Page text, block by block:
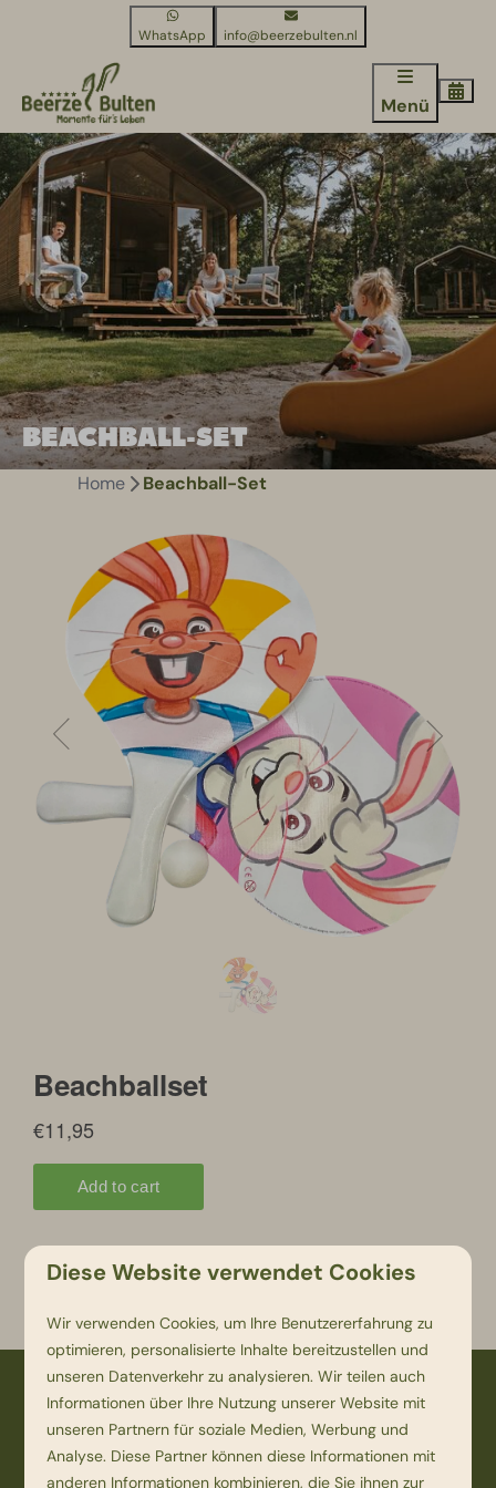
WhatsApp info@beerzebulten.nl
Menü
BEACHBALL-SET
Home Beachball-Set
Bezahlen Sie sicher
Diese Website verwendet Cookies
Wir verwenden Cookies, um Ihre Benutzererfahrung zu
optimieren, personalisierte Inhalte bereitzustellen und
unseren Datenverkehr zu analysieren. Wir teilen auch
Informationen über Ihre Nutzung unserer Website mit
unseren Partnern für soziale Medien, Werbung und
Analyse. Diese Partner können diese Informationen mit
anderen Informationen kombinieren, die Sie ihnen zur